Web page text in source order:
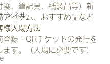
ンネル
箋、筆記具、紙製品等）新
アイテム、おすすめ品など
入場方法
登録・QRチケットの発行を
ます。（入場に必要です）